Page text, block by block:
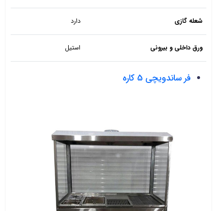
شعله گازی دارد
ورق داخلی و بیرونی استیل
فر ساندویچی 5 کاره